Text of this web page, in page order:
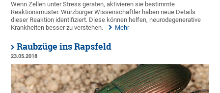
Wenn Zellen unter Stress geraten, aktivieren sie bestimmte
Reaktionsmuster. Würzburger Wissenschaftler haben neue Details
dieser Reaktion identifiziert. Diese können helfen, neurodegenerative
Krankheiten besser zu verstehen.
Mehr
Raubzüge ins Rapsfeld
23.05.2018